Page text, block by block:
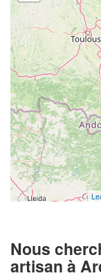
Nous
artisan à